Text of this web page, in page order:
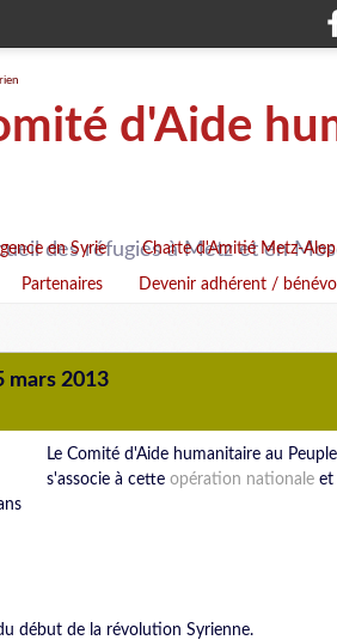
d'Aide
des réfugiés à Metz et en
en Syrie Charte d'Amitié Metz-Alep
Partenaires Devenir adhérent /
mars 2013
Le Comité d'Aide humanitaire au
s'associe à cette opération nationale et
début de la révolution Syrienne.